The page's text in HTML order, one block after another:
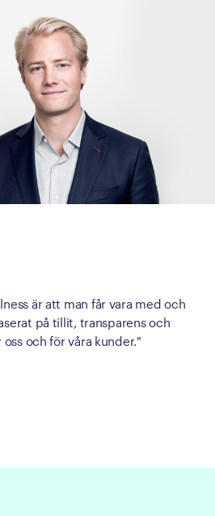
är att man får vara med och
på tillit, transparens och
och för våra kunder."